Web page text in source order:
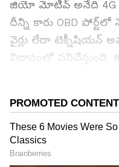
జియో మోటివ్ అనేది 4G
దీన్ని కారు OBD పోర్ట్‌లో
వైర్లు లేదా టెక్నీషియన్
విధానంలో పనిచేస్తుంది.
జియోథింగ్స్
మొబైల్‌లో కనిపిస్తాయి.